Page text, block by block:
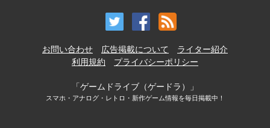
お問い合わせ 広告掲載について
ライター紹介
利用規約
プライバシーポリシー
「ゲームドライブ（ゲードラ）」
スマホ・アナログ・レトロ・新作ゲーム情報を毎日掲載中！